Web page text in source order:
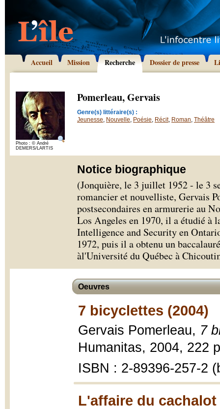
Accueil Mission Recherche Dossier de presse
Photo : © André
DEMERS/LARTIS
Pomerleau, Gervais
Genre(s) littéraire(s) :
Jeunesse, Nouvelle, Poésie, Récit, Roman, Théâtre
Notice biographique
(Jonquière, le 3 juillet 1952 - le 3
romancier et nouvelliste, Gervais
postsecondaires en armurerie au
Los Angeles en 1970, il a étudié à
Intelligence and Security en
1972, puis il a obtenu un
àl'Université du Québec à
Oeuvres
7 bicyclettes (2004)
Gervais Pomerleau, 7
Humanitas, 2004, 222
ISBN : 2-89396-257-2
L'affaire du cachalot